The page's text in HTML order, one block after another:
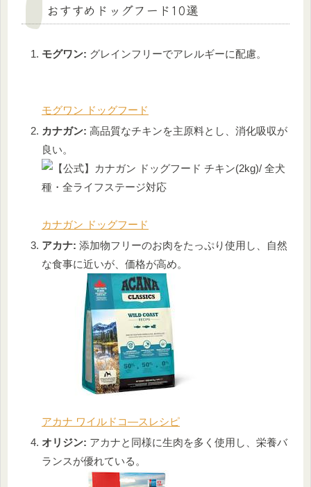
おすすめドッグフード10選
モグワン: グレインフリーでアレルギーに配慮。
モグワン ドッグフード
カナガン: 高品質なチキンを主原料とし、消化吸収が
良い。
カナガン ドッグフード
アカナ: 添加物フリーのお肉をたっぷり使用し、自然
な食事に近いが、価格が高め。
アカナ ワイルドコ―スレシピ
オリジン: アカナと同様に生肉を多く使用し、栄養バ
ランスが優れている。